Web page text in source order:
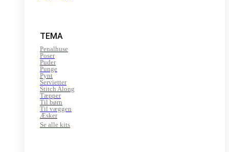
TEMA
Penalhuse
Poser
Puder
Punge
Pynt
Servietter
Stitch Along
Tæpper
Til børn
Til væggen
Æsker
Se alle kits